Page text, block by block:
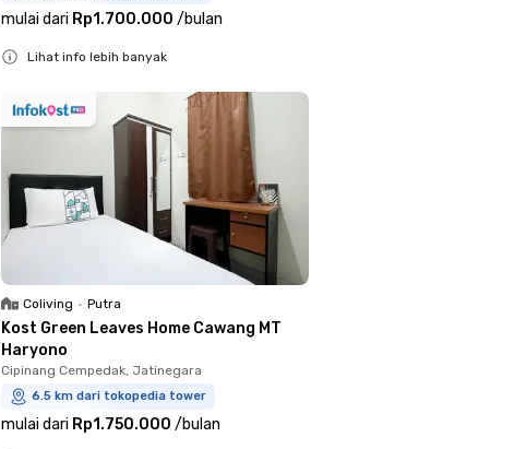
mulai dari Rp1.700.000 /bulan
Lihat info lebih banyak
Coliving • Putra
Kost Green Leaves Home Cawang MT
Haryono
Cipinang Cempedak, Jatinegara
6.5 km dari tokopedia tower
mulai dari Rp1.750.000 /bulan